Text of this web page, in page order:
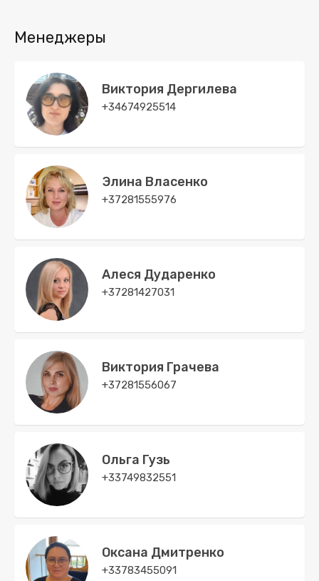
Менеджеры
Виктория Дергилева
+34674925514
Элина Власенко
+37281555976
Алеся Дударенко
+37281427031
Виктория Грачева
+37281556067
Ольга Гузь
+33749832551
Оксана Дмитренко
+33783455091